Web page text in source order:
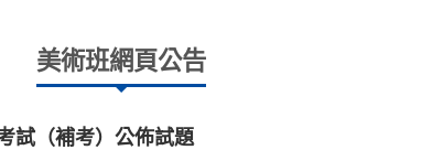
美術班網頁公告
試（補考）公佈試題